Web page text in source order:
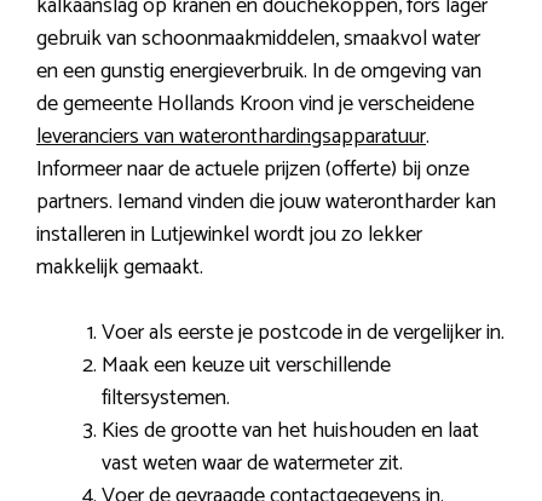
gebruik van schoonmaakmiddelen, smaakvol water
en een gunstig energieverbruik. In de omgeving van
de gemeente Hollands Kroon vind je verscheidene
leveranciers van wateronthardingsapparatuur.
Informeer naar de actuele prijzen (offerte) bij onze
partners. Iemand vinden die jouw waterontharder kan
installeren in Lutjewinkel wordt jou zo lekker
makkelijk gemaakt.
Voer als eerste je postcode in de vergelijker in.
Maak een keuze uit verschillende
filtersystemen.
Kies de grootte van het huishouden en laat
vast weten waar de watermeter zit.